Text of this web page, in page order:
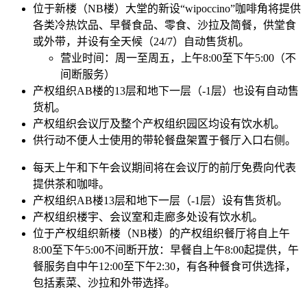
位于新楼（NB楼）大堂的新设“wipoccino”咖啡角将提供
各类冷热饮品、早餐食品、零食、沙拉及简餐，供堂食
或外带，并设有全天候（24/7）自动售货机。
营业时间：周一至周五，上午8:00至下午5:00（不
间断服务）
产权组织AB楼的13层和地下一层（-1层）也设有自动售
货机。
产权组织会议厅及整个产权组织园区均设有饮水机。
供行动不便人士使用的带轮餐盘架置于餐厅入口右侧。
每天上午和下午会议期间将在会议厅的前厅免费向代表
提供茶和咖啡。
产权组织AB楼13层和地下一层（-1层）设有售货机。
产权组织楼宇、会议室和走廊多处设有饮水机。
位于产权组织新楼（NB楼）的产权组织餐厅将自上午
8:00至下午5:00不间断开放：早餐自上午8:00起提供，午
餐服务自中午12:00至下午2:30，有各种餐食可供选择，
包括素菜、沙拉和外带选择。